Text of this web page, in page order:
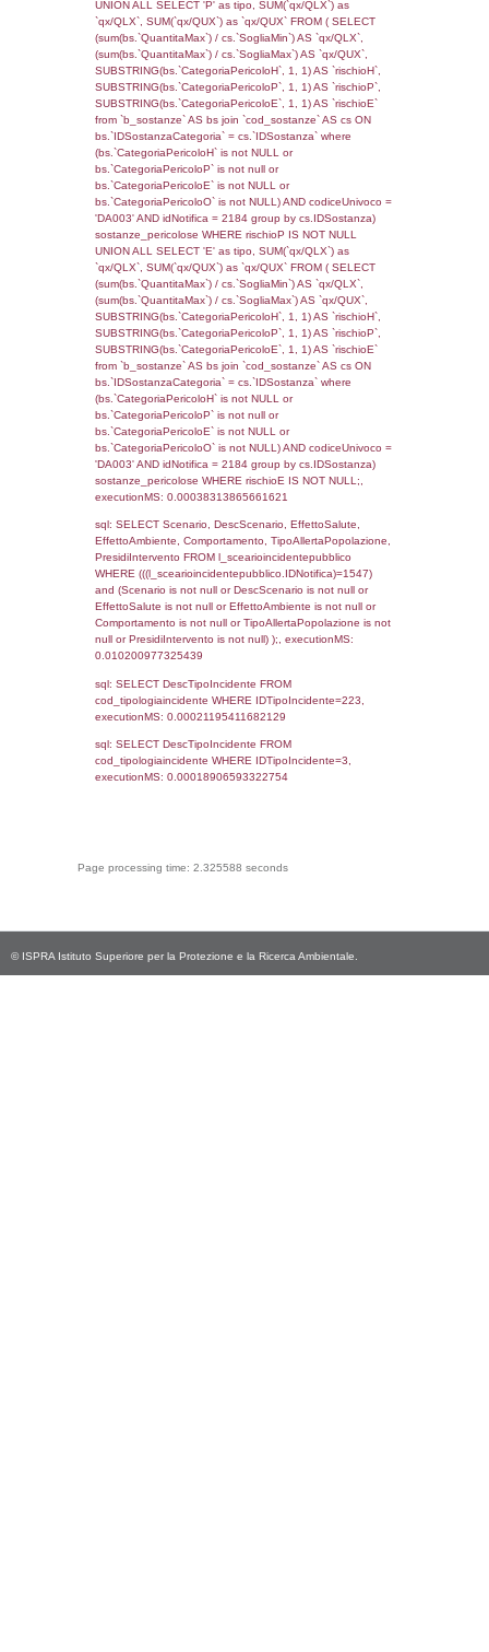
((f_territori_limitrofi.IDTipoTerritorio)=7)),
0.068464040756226
sql: SELECT f_territori_limitrofi.Distanza,
f_territori_limitrofi.Direzione,
f_territori_limitrofi.Denominazione,
rofi.DescAltro FROM f_territori_limitrofi
cod_territori_tipologia ON
(f_territori_limitrofi.IDTipologiaTerritorio =
cod_territori_tipologia.IDTipologiaTerritorio)
(f_territori_limitrofi.IDTipoTerritorio =
cod_territori_tipologia.IDTerritorioTP)
(((f_territori_limitrofi.IDNotifica)=1547) AND
((f_territori_limitrofi.IDTipoTerritorio)=8)),
0.068461179733276
sql: SELECT
reg_f_territori_limitrofi.Direzione,
reg_f_territori_limitrofi.Denominazione,
_limitrofi.DescAltro FROM
JOIN cod_territori_tipologia ON
(reg_f_territori_limitrofi.IDTipologiaTerritorio =
cod_territori_tipologia.IDTipologiaTerritorio)
(reg_f_territori_limitrofi.IDTipoTerritorio =
cod_territori_tipologia.IDTerritorioTP)
sql: SELECT f_territori_limitrofi.Distanza,
rofi.DescAltro FROM f_territori_limitrofi
cod_territori_tipologia.IDTipologiaTerritorio)
(f_territori_limitrofi.IDTipoTerritorio =